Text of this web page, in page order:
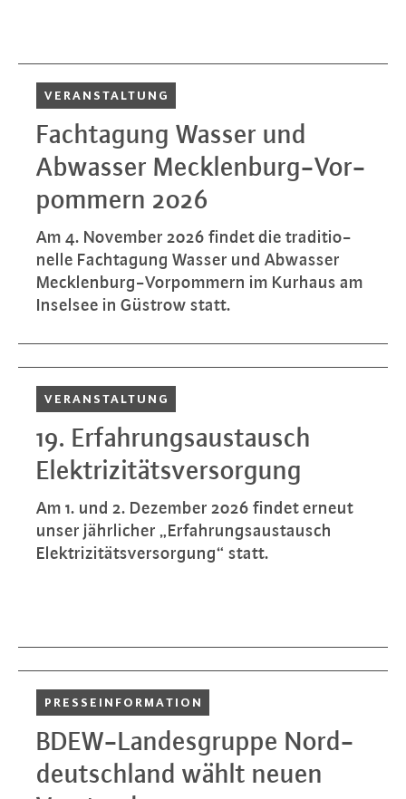
VER­AN­STAL­TUNG
Fach­ta­gung Wasser und
Abwasser Meck­len­burg-Vor­
pom­mern 2026
Am 4. November 2026 findet die tra­di­tio­
nel­le Fach­ta­gung Wasser und Abwasser
Meck­len­burg-Vor­pom­mern im Kurhaus am
Inselsee in Güstrow statt.
VER­AN­STAL­TUNG
19. Er­fah­rungs­aus­tausch
Elek­tri­zi­täts­ver­sor­gung
Am 1. und 2. Dezember 2026 findet erneut
unser jähr­li­cher „Er­fah­rungs­aus­tausch
Elek­tri­zi­täts­ver­sor­gung“ statt.
PRES­SE­INFOR­MA­TI­ON
BDEW-Lan­des­grup­pe Nord­
deutsch­land wählt neuen